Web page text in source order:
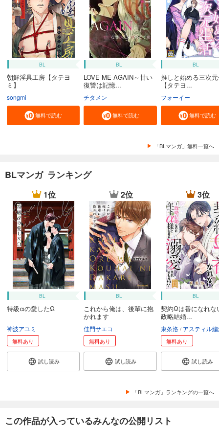
BL
朝鮮淫具工房【タテヨ
ミ】
songmi
無料で読む
BL
LOVE ME AGAIN～甘い
復讐は記憶...
チタメン
無料で読む
BL
推しと始める三次
【タテヨ...
フォーイー
無料で読む
「BLマンガ」無料一覧へ
BLマンガ ランキング
1位
BL
特級αの愛したΩ
神波アユミ
無料あり
試し読み
2位
BL
これから俺は、後輩に抱
かれます
佳門サエコ
無料あり
試し読み
3位
BL
契約Ωは番になれな
政略結婚...
東条洛 アスティル
無料あり
試し読み
「BLマンガ」ランキングの一覧へ
この作品が入っているみんなの公開リスト